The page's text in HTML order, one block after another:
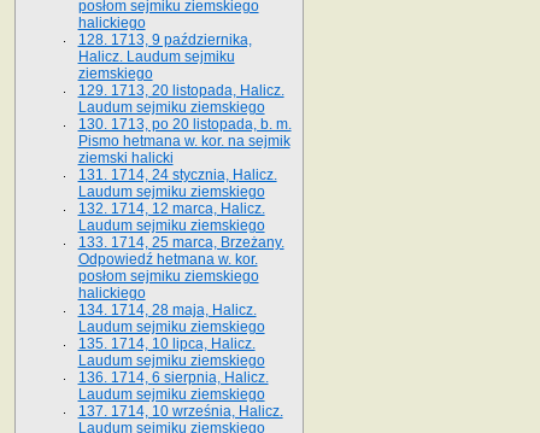
posłom sejmiku ziemskiego
halickiego
128. 1713, 9 października,
Halicz. Laudum sejmiku
ziemskiego
129. 1713, 20 listopada, Halicz.
Laudum sejmiku ziemskiego
130. 1713, po 20 listopada, b. m.
Pismo hetmana w. kor. na sejmik
ziemski halicki
131. 1714, 24 stycznia, Halicz.
Laudum sejmiku ziemskiego
132. 1714, 12 marca, Halicz.
Laudum sejmiku ziemskiego
133. 1714, 25 marca, Brzeżany.
Odpowiedź hetmana w. kor.
posłom sejmiku ziemskiego
halickiego
134. 1714, 28 maja, Halicz.
Laudum sejmiku ziemskiego
135. 1714, 10 lipca, Halicz.
Laudum sejmiku ziemskiego
136. 1714, 6 sierpnia, Halicz.
Laudum sejmiku ziemskiego
137. 1714, 10 września, Halicz.
Laudum sejmiku ziemskiego